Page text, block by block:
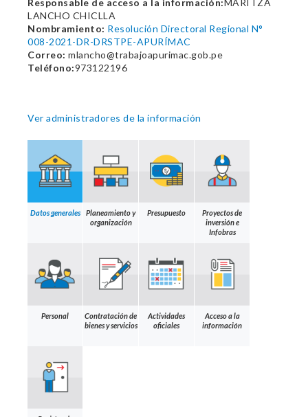
Responsable de acceso a la información:MARITZA
LANCHO CHICLLA
Nombramiento: Resolución Directoral Regional N°
008-2021-DR-DRSTPE-APURÍMAC
Correo: mlancho@trabajoapurimac.gob.pe
Teléfono:973122196
Ver administradores de la información
Datos generales
Planeamiento y
organización
Presupuesto
Proyectos de
inversión e
Infobras
Personal
Contratación de
bienes y servicios
Actividades
oficiales
Acceso a la
información